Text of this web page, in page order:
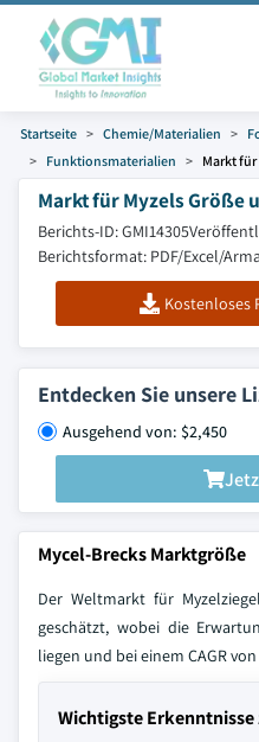
Startseite Chemie/Materialien
Funktionsmaterialien
Markt für
Markt für Myzels Größe
Berichts-ID: GMI14305
Berichtsformat: PDF/Excel/
Kostenloses
Entdecken Sie unsere
Ausgehend von: $2,450
Mycel-Brecks Marktgröße
Der Weltmarkt für
geschätzt, wobei die
liegen und bei einem CAGR
Wichtigste